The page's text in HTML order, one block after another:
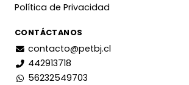
Política de Privacidad
CONTÁCTANOS
contacto@petbj.cl
442913718
56232549703